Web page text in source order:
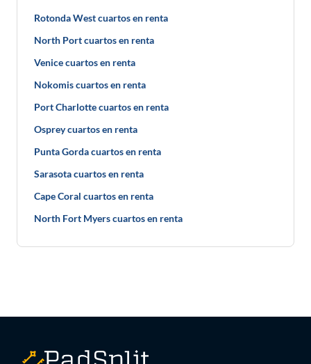
Rotonda West cuartos en renta
North Port cuartos en renta
Venice cuartos en renta
Nokomis cuartos en renta
Port Charlotte cuartos en renta
Osprey cuartos en renta
Punta Gorda cuartos en renta
Sarasota cuartos en renta
Cape Coral cuartos en renta
North Fort Myers cuartos en renta